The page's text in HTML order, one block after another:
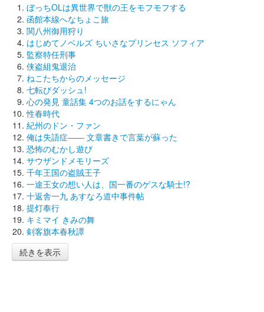
ぼっちOLは異世界で獣の王をモフモフする
函館本線へなちょこ旅
関八州御用狩り
はじめてノベルズ ちいさなプリンセス ソフィア
監察特任刑事
侠盗組鬼退治
ねこたちからのメッセージ
七転びダッシュ!
心の発見 童話集 4つのお話をするにゃん
性春時代
紀州のドン・ファン
俺は失語症―― 文章書きで言葉が蘇った
恐怖のむかし遊び
サウザンドメモリーズ
千年王国の盗賊王子
一途王女の想い人は、国一番のゲスな騎士!?
十返舎一九 あすなろ道中事件帖
提灯奉行
キミマイ きみの舞
剣客旗本春秋譚
続きを表示